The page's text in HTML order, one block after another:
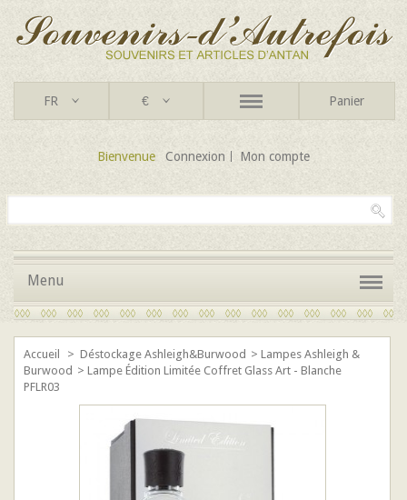
FR € Panier
Bienvenue Connexion Mon compte
Menu
Accueil > Déstockage Ashleigh&Burwood > Lampes Ashleigh &
Burwood > Lampe Édition Limitée Coffret Glass Art - Blanche
PFLR03